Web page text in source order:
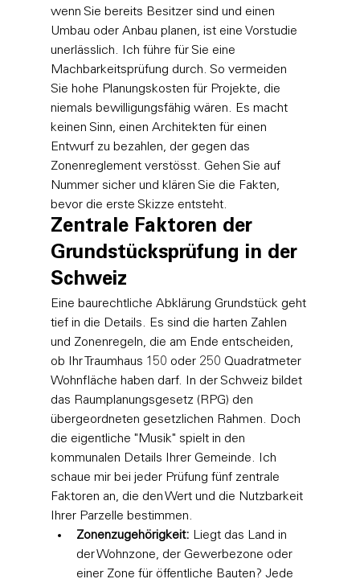
wenn Sie bereits Besitzer sind und einen
Umbau oder Anbau planen, ist eine Vorstudie
unerlässlich. Ich führe für Sie eine
Machbarkeitsprüfung durch. So vermeiden
Sie hohe Planungskosten für Projekte, die
niemals bewilligungsfähig wären. Es macht
keinen Sinn, einen Architekten für einen
Entwurf zu bezahlen, der gegen das
Zonenreglement verstösst. Gehen Sie auf
Nummer sicher und klären Sie die Fakten,
bevor die erste Skizze entsteht.
Zentrale Faktoren der
Grundstücksprüfung in der
Schweiz
Eine baurechtliche Abklärung Grundstück geht
tief in die Details. Es sind die harten Zahlen
und Zonenregeln, die am Ende entscheiden,
ob Ihr Traumhaus 150 oder 250 Quadratmeter
Wohnfläche haben darf. In der Schweiz bildet
das Raumplanungsgesetz (RPG) den
übergeordneten gesetzlichen Rahmen. Doch
die eigentliche "Musik" spielt in den
kommunalen Details Ihrer Gemeinde. Ich
schaue mir bei jeder Prüfung fünf zentrale
Faktoren an, die den Wert und die Nutzbarkeit
Ihrer Parzelle bestimmen.
Zonenzugehörigkeit: Liegt das Land in
der Wohnzone, der Gewerbezone oder
einer Zone für öffentliche Bauten? Jede